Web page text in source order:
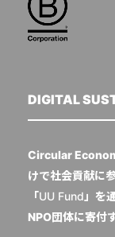
DIGITAL
Circular
けで社会貢献に
「UU Fund 」を
NPO団体に寄付